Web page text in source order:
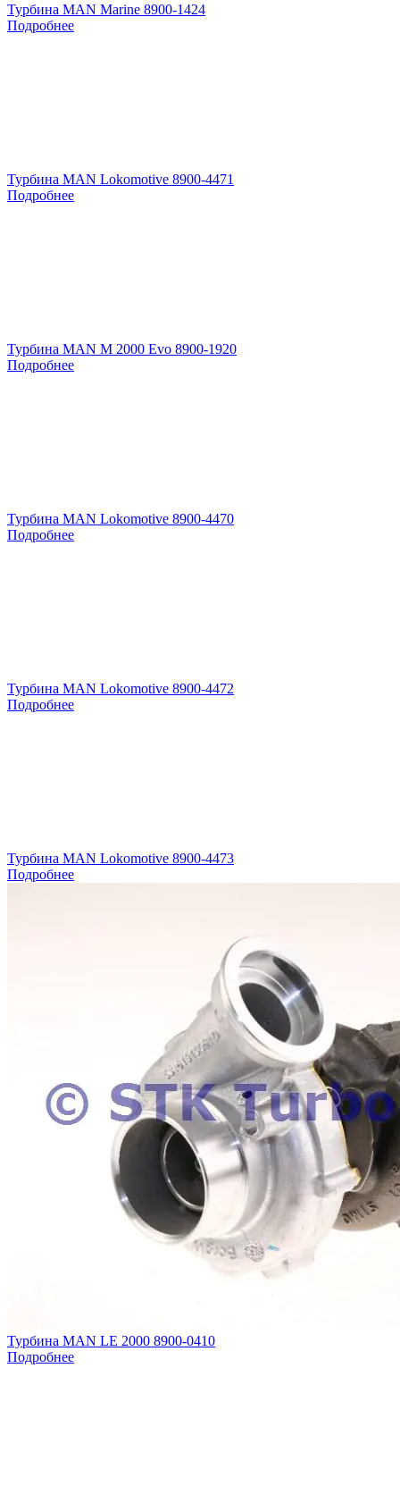
Турбина MAN Marine 8900-1424
Подробнее
Турбина MAN Lokomotive 8900-4471
Подробнее
Турбина MAN M 2000 Evo 8900-1920
Подробнее
Турбина MAN Lokomotive 8900-4470
Подробнее
Турбина MAN Lokomotive 8900-4472
Подробнее
Турбина MAN Lokomotive 8900-4473
Подробнее
Турбина MAN LE 2000 8900-0410
Подробнее